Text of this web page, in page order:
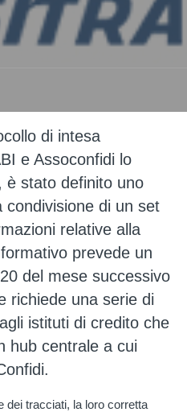
di intesa
e Assoconfidi lo
è stato definito uno
di un set
relative alla
prevede un
del mese successivo
richiede una serie di
istituti di credito che
hub centrale a cui
dei tracciati, la loro corretta